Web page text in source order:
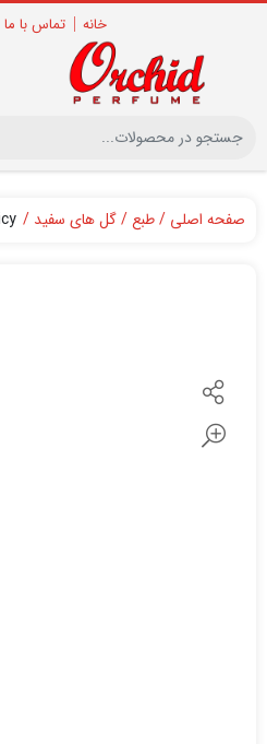
خانه تماس با ما
صفحه اصلی طبع گل های سفید